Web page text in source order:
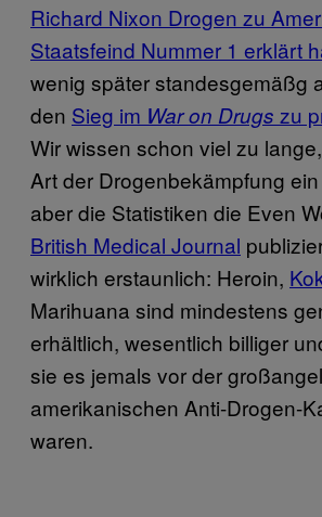
Richard Nixon Drogen zu
Staatsfeind Nummer 1 erklärt
wenig später standesgemäßg
den Sieg im War on Drugs zu
Wir wissen schon viel zu
Art der Drogenbekämpfung
aber die Statistiken die Even
British Medical Journal
wirklich erstaunlich: Heroin,
Marihuana sind mindestens
erhältlich, wesentlich billiger
sie es jemals vor der
amerikanischen Anti-Drogen-
waren.